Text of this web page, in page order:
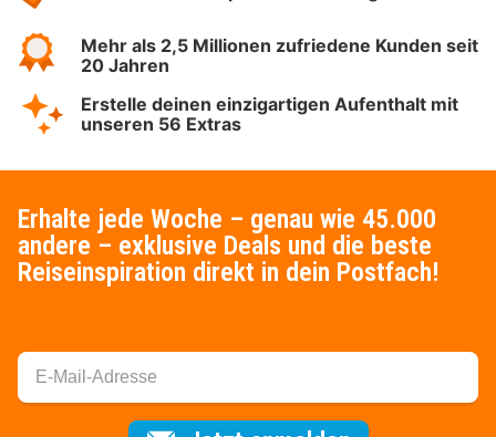
Mehr als 2,5 Millionen zufriedene Kunden seit
20 Jahren
Erstelle deinen einzigartigen Aufenthalt mit
unseren 56 Extras
Erhalte jede Woche – genau wie 45.000
andere – exklusive Deals und die beste
Reiseinspiration direkt in dein Postfach!